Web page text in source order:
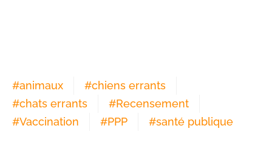
#animaux #chiens errants
#chats errants #Recensement
#Vaccination #PPP #santé publique